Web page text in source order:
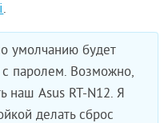
.
умолчанию будет
с паролем. Возможно,
наш Asus RT-N12. Я
делать сброс